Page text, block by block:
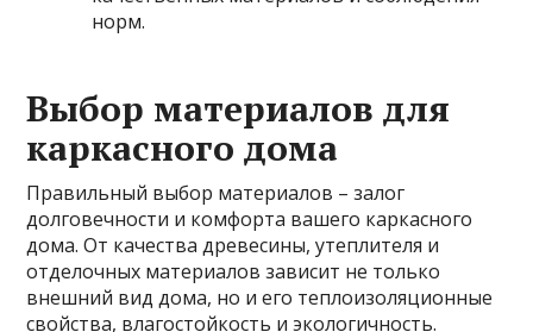
норм.
Выбор материалов для
каркасного дома
Правильный выбор материалов – залог
долговечности и комфорта вашего каркасного
дома. От качества древесины, утеплителя и
отделочных материалов зависит не только
внешний вид дома, но и его теплоизоляционные
свойства, влагостойкость и экологичность.